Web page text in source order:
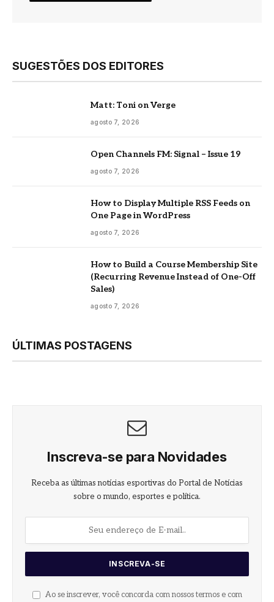
SUGESTÕES DOS EDITORES
Matt: Toni on Verge
agosto 7, 2026
Open Channels FM: Signal – Issue 19
agosto 7, 2026
How to Display Multiple RSS Feeds on
One Page in WordPress
agosto 7, 2026
How to Build a Course Membership Site
(Recurring Revenue Instead of One-Off
Sales)
agosto 7, 2026
ÚLTIMAS POSTAGENS
Inscreva-se para Novidades
Receba as últimas notícias esportivas do Portal de Notícias
sobre o mundo, esportes e política.
Ao se inscrever, você concorda com nossos termos e com